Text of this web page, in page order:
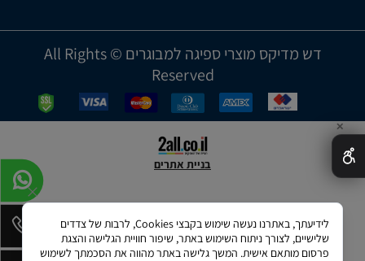
דש מדיקס מוצרי ספיגה למבוגרים © All Rights
Reserved
בניית אתרים
✕
לידיעתך, באתרנו נעשה שימוש בקבצי Cookies, לרבות של צדדים
שלישיים, לצורך ניתוח השימוש באתר, שיפור חוויית הגלישה והצגת
פרסום מותאם אישית. המשך גלישה באתר מהווה את הסכמתך לשימוש